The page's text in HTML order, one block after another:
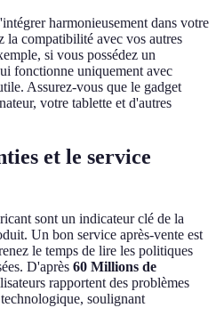
harmonieusement dans votre
la compatibilité avec vos autres
si vous possédez un
fonctionne uniquement avec
Assurez-vous que le gadget
votre tablette et d'autres
et le service
sont un indicateur clé de la
Un bon service après-vente est
le temps de lire les politiques
D'après 60 Millions de
rapportent des problèmes
soulignant